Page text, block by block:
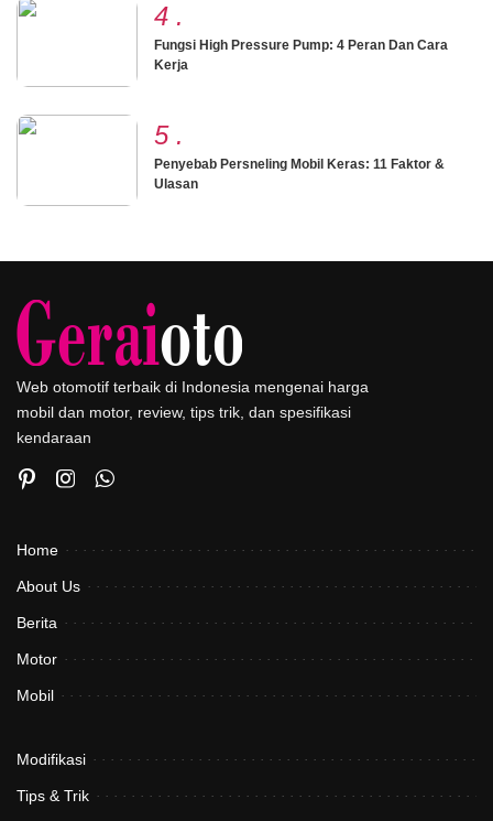
4 .
Fungsi High Pressure Pump: 4 Peran Dan Cara
Kerja
5 .
Penyebab Persneling Mobil Keras: 11 Faktor &
Ulasan
Web otomotif terbaik di Indonesia mengenai harga
mobil dan motor, review, tips trik, dan spesifikasi
kendaraan
Home
About Us
Berita
Motor
Mobil
Modifikasi
Tips & Trik